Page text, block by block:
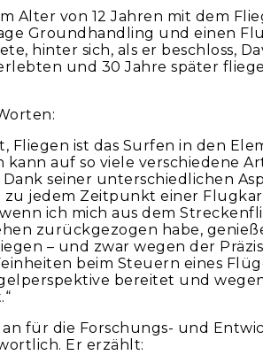
Alter von 12 Jahren mit dem
Groundhandling und einen
hinter sich, als er beschloss,
und 30 Jahre später
Fliegen ist das Surfen in den
kann auf so viele verschiedene
seiner unterschiedlichen
zu jedem Zeitpunkt einer
ich mich aus dem
zurückgezogen habe,
– und zwar wegen der
beim Steuern eines
bereitet und
an für die Forschungs- und
Er erzählt: